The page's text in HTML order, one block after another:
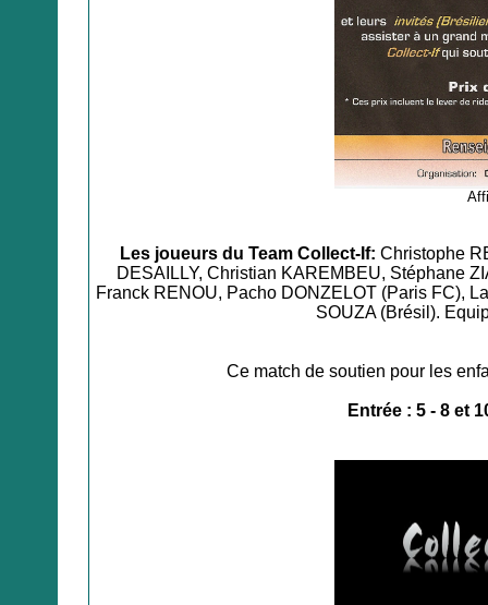
Les joueurs du Team Collect-If: Christophe
DESAILLY, Christian KAREMBEU, Stéphane
Franck RENOU, Pacho DONZELOT (Paris FC),
SOUZA (Brésil).
Ce match de soutien pour les
Entrée : 5 - 8 et